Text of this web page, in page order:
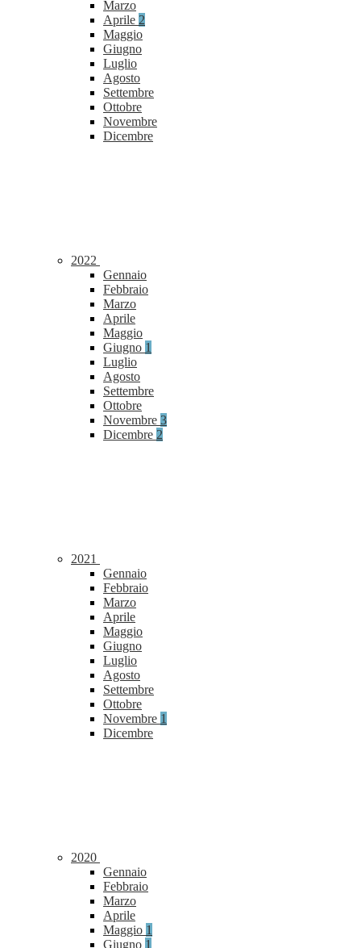
Marzo
Aprile 2
Maggio
Giugno
Luglio
Agosto
Settembre
Ottobre
Novembre
Dicembre
2022
Gennaio
Febbraio
Marzo
Aprile
Maggio
Giugno 1
Luglio
Agosto
Settembre
Ottobre
Novembre 3
Dicembre 2
2021
Gennaio
Febbraio
Marzo
Aprile
Maggio
Giugno
Luglio
Agosto
Settembre
Ottobre
Novembre 1
Dicembre
2020
Gennaio
Febbraio
Marzo
Aprile
Maggio 1
Giugno 1